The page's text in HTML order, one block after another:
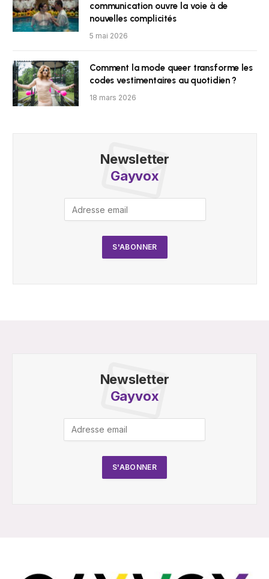
communication ouvre la voie à de
nouvelles complicités
5 mai 2026
Comment la mode queer transforme les
codes vestimentaires au quotidien ?
18 mars 2026
Newsletter
Gayvox
Newsletter
Gayvox